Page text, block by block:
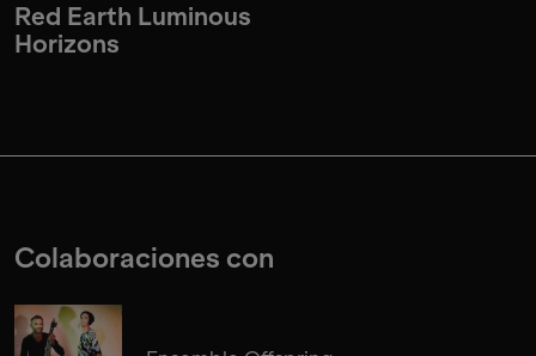
Red Earth Luminous
Horizons
Colaboraciones con